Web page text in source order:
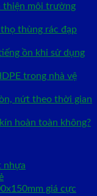
thiện môi trường
thùng rác đạp
ồn khi sử dụng
trong nhà vệ
nứt theo thời gian
hoàn toàn không?
nhựa
giá cực